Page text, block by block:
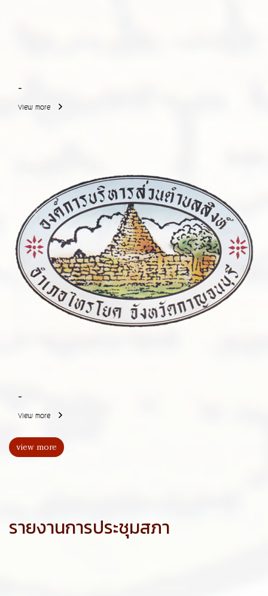
-
View more
-
View more
view more
รายงานการประชุมสภา